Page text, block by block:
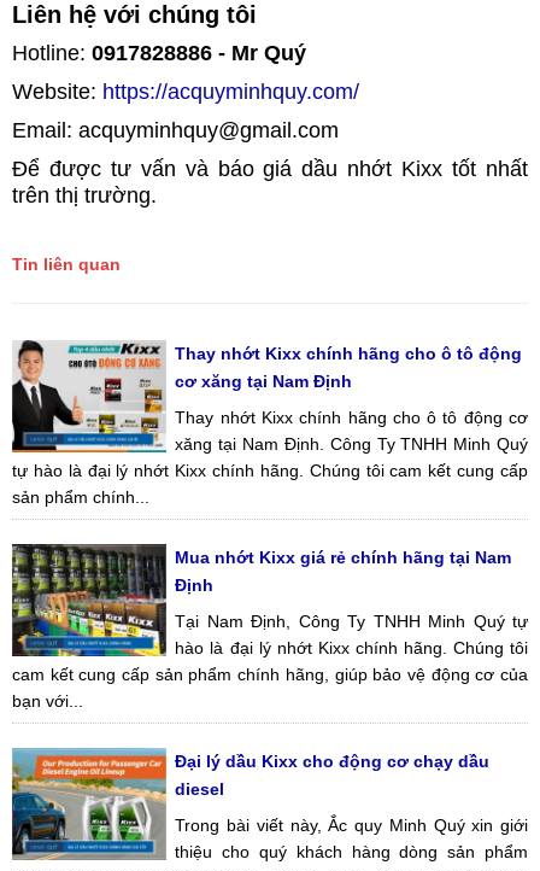
Liên hệ với chúng tôi
Hotline: 0917828886 - Mr Quý
Website: https://acquyminhquy.com/
Email: acquyminhquy@gmail.com
Để được tư vấn và báo giá dầu nhớt Kixx tốt nhất
trên thị trường.
Tin liên quan
Thay nhớt Kixx chính hãng cho ô tô động
cơ xăng tại Nam Định
Thay nhớt Kixx chính hãng cho ô tô động cơ
xăng tại Nam Định. Công Ty TNHH Minh Quý
tự hào là đại lý nhớt Kixx chính hãng. Chúng tôi cam kết cung cấp
sản phẩm chính...
Mua nhớt Kixx giá rẻ chính hãng tại Nam
Định
Tại Nam Định, Công Ty TNHH Minh Quý tự
hào là đại lý nhớt Kixx chính hãng. Chúng tôi
cam kết cung cấp sản phẩm chính hãng, giúp bảo vệ động cơ của
bạn với...
Đại lý dầu Kixx cho động cơ chạy dầu
diesel
Trong bài viết này, Ắc quy Minh Quý xin giới
thiệu cho quý khách hàng dòng sản phẩm